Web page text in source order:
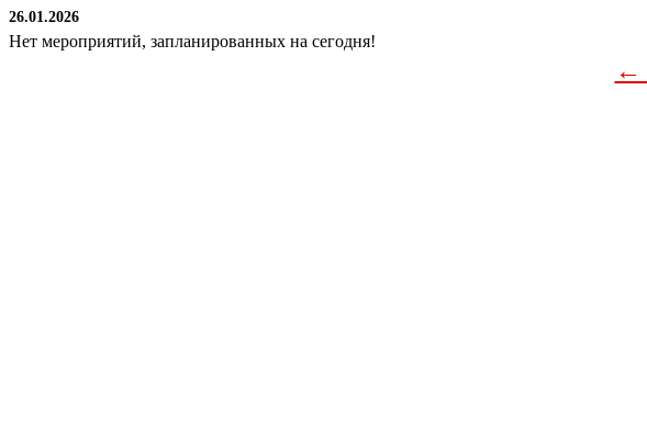
26.01.2026
Нет мероприятий, запланированных на сегодня!
←